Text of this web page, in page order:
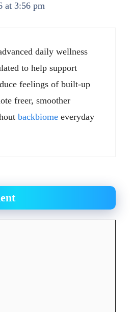
at 3:56 pm
daily wellness
to help support
feelings of built-up
freer, smoother
backbiome everyday